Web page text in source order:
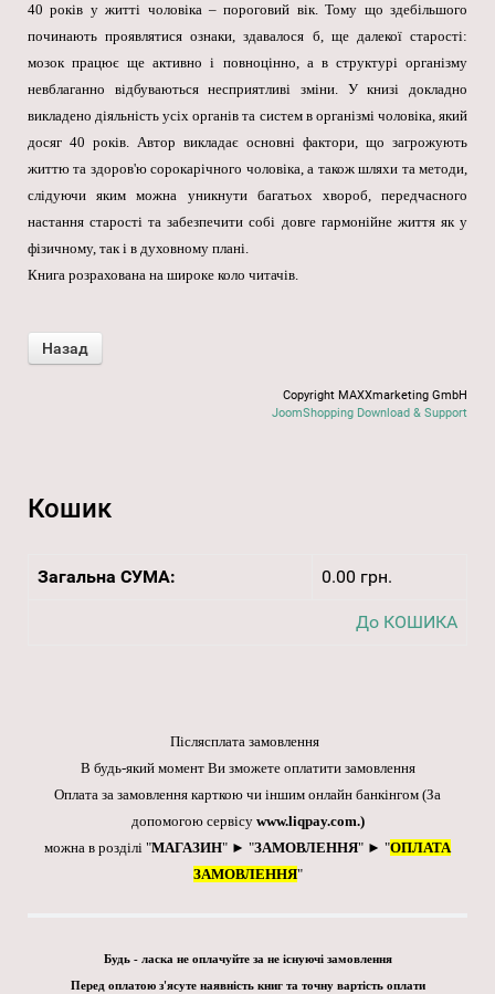
40 років у житті чоловіка – пороговий вік. Тому що здебільшого
починають проявлятися ознаки, здавалося б, ще далекої старості:
мозок працює ще активно і повноцінно, а в структурі організму
невблаганно відбуваються несприятливі зміни. У книзі докладно
викладено діяльність усіх органів та систем в організмі чоловіка, який
досяг 40 років. Автор викладає основні фактори, що загрожують
життю та здоров'ю сорокарічного чоловіка, а також шляхи та методи,
слідуючи яким можна уникнути багатьох хвороб, передчасного
настання старості та забезпечити собі довге гармонійне життя як у
фізичному, так і в духовному плані.
Книга розрахована на широке коло читачів.
Copyright MAXXmarketing GmbH
JoomShopping Download & Support
Кошик
Загальна СУМА: 0.00 грн.
До КОШИКА
Післясплата замовлення
В будь-який момент Ви зможете оплатити замовлення
Оплата за замовлення карткою чи іншим онлайн банкінгом (За
допомогою сервісу www.liqpay.com.)
можна в розділі "МАГАЗИН" ► "ЗАМОВЛЕННЯ" ► "ОПЛАТА
ЗАМОВЛЕННЯ"
Будь - ласка не оплачуйте за не існуючі замовлення
Перед оплатою з'ясуте наявність книг та точну вартість оплати